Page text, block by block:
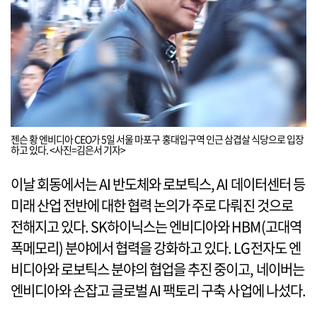
젠슨 황 엔비디아 CEO가 5일 서울 마포구 홍대입구역 인근 삼겹살 식당으로 입장
하고 있다. <사진=김은서 기자>
이날 회동에서는 AI 반도체와 로보틱스, AI 데이터센터 등
미래 산업 전반에 대한 협력 논의가 주로 다뤄진 것으로
전해지고 있다. SK하이닉스는 엔비디아와 HBM(고대역
폭메모리) 분야에서 협력을 강화하고 있다. LG전자도 엔
비디아와 로보틱스 분야의 협업을 추진 중이고, 네이버는
엔비디아와 손잡고 글로벌 AI 팩토리 구축 사업에 나섰다.